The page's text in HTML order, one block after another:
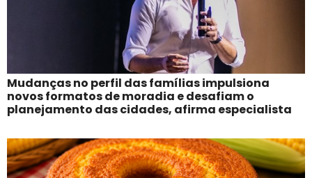
Mudanças no perfil das famílias impulsiona
novos formatos de moradia e desafiam o
planejamento das cidades, afirma especialista